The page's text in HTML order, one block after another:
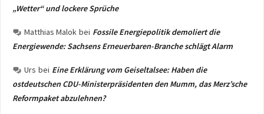
„Wetter“ und lockere Sprüche
Matthias Malok bei Fossile Energiepolitik demoliert die
Energiewende: Sachsens Erneuerbaren-Branche schlägt Alarm
Urs bei Eine Erklärung vom Geiseltalsee: Haben die
ostdeutschen CDU-Ministerpräsidenten den Mumm, das Merz’sche
Reformpaket abzulehnen?